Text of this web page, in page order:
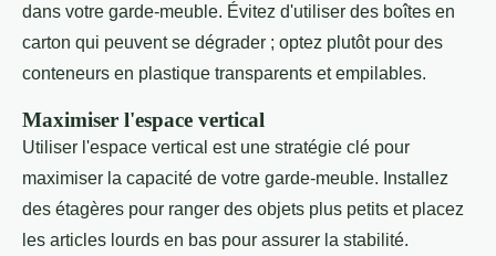
dans votre garde-meuble. Évitez d'utiliser des boîtes en
carton qui peuvent se dégrader ; optez plutôt pour des
conteneurs en plastique transparents et empilables.
Maximiser l'espace vertical
Utiliser l'espace vertical est une stratégie clé pour
maximiser la capacité de votre garde-meuble. Installez
des étagères pour ranger des objets plus petits et placez
les articles lourds en bas pour assurer la stabilité.